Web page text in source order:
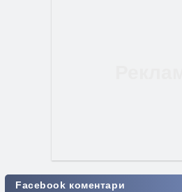
Facebook коментари